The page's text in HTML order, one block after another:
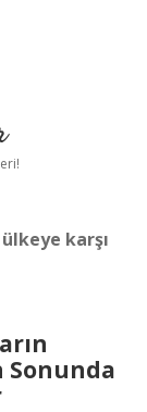
karşı
Sonunda